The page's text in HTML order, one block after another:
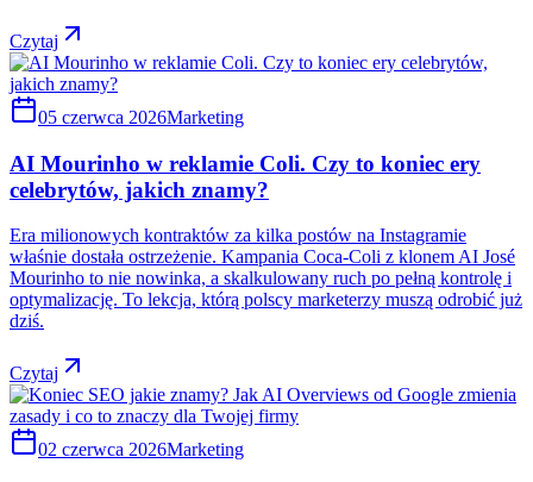
Czytaj
05 czerwca 2026Marketing
AI Mourinho w reklamie Coli. Czy to koniec ery
celebrytów, jakich znamy?
Era milionowych kontraktów za kilka postów na Instagramie
właśnie dostała ostrzeżenie. Kampania Coca-Coli z klonem AI José
Mourinho to nie nowinka, a skalkulowany ruch po pełną kontrolę i
optymalizację. To lekcja, którą polscy marketerzy muszą odrobić już
dziś.
Czytaj
02 czerwca 2026Marketing